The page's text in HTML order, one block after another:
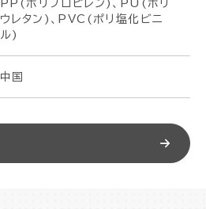
PP(ポリプロピレン)、PU(ポリ
ウレタン)、PVC(ポリ塩化ビニ
ル)
中国